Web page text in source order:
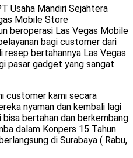
Usaha Mandiri Sejahtera
Mobile Store
beroperasi Las Vegas Mobile
bagi customer dari
resep bertahannya Las Vegas
pasar gadget yang sangat
customer kami secara
nyaman dan kembali lagi
bertahan dan berkembang
dalam Konpers 15 Tahun
di Surabaya ( Rabu,